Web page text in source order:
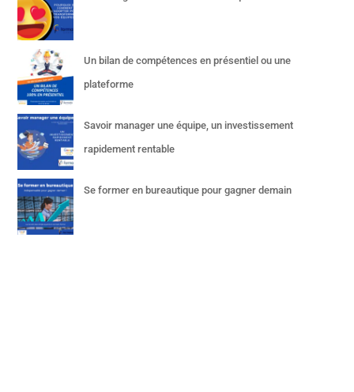
Un bilan de compétences en présentiel ou une
plateforme
Savoir manager une équipe, un investissement
rapidement rentable
Se former en bureautique pour gagner demain